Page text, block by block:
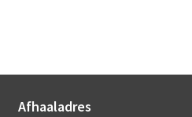
Afhaaladres